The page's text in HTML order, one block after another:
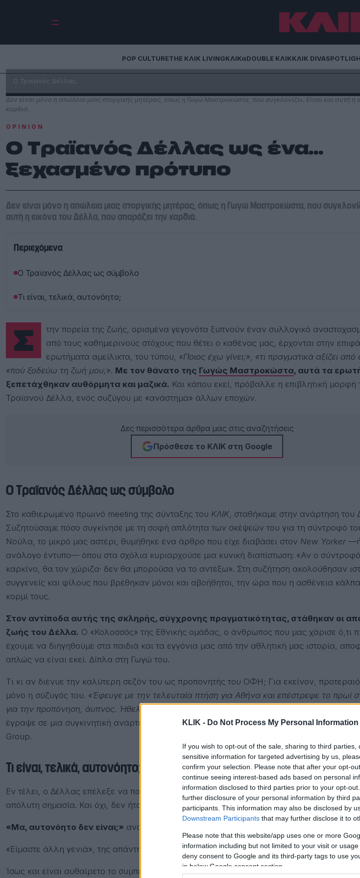
KLIK - Do Not Process My Personal Information
If you wish to opt-out of the sale, sharing to third
sensitive information for targeted advertising by us,
confirm your selection. Please note that after your opt-
continue seeing interest-based ads based on personal
information disclosed to third parties prior to your opt-
further disclosure of your personal information by third
participants. This information may also be disclosed by
Downstream Participants that may further disclose it to
Please note that this website/app uses one or more
information including but not limited to your visit or
deny consent to Google and its third-party tags to use
in below Google consent section.
POP CULTURETHE ΚΛΙΚ LIVINGΚΛΙΚαDOUBLE ΚΛΙΚΚΛΙΚ DIVA
Ο Τραϊανός Δέλλας.
Δεν είναι μόνο η απώλεια μιας στοργικής μητέρας, όπως η Γωγώ Μαστροκώστα, που συγκλονίζει. Είναι και αυτή η
καρδιά.
OPINION
Ο Τραϊανός Δέλλας ως ένα…
ξεχασμένο πρότυπο
Δεν είναι μόνο η απώλεια μιας στοργικής μητέρας, όπως η Γωγώ Μαστροκώστα, που
αυτή η εικόνα του Δέλλα, που σπαράζει την καρδιά.
Περιεχόμενα
Ο Τραϊανός Δέλλας ως σύμβολο
Τι είναι, τελικά, αυτονόητο;
Στην πορεία της ζωής, ορισμένα γεγονότα ξυπνούν έναν συλλογικό αναστοχασμό. Πέρα
από τους καθημερινούς στόχους που θέτει ο καθένας μας, έρχονται στην
ερωτήματα αμείλικτα, του τύπου, «Ποιος έχω γίνει;», «τι πραγματικά αξίζει
«πού ξοδεύω τη ζωή μου;». Με τον θάνατο της Γωγώς Μαστροκώστα, αυτά τα
ξεπετάχθηκαν αυθόρμητα και μαζικά. Και κάπου εκεί, πρόβαλλε η επιβλητική μορφή
Τραϊανού Δέλλα, ενός συζύγου με «ανάστημα» άλλων εποχών.
Δες περισσότερα άρθρα μας στις αναζητήσεις
Πρόσθεσε το ΚΛΙΚ στη Google
Ο Τραϊανός Δέλλας ως σύμβολο
Στο καθιερωμένο πρωινό meeting της σύνταξης του ΚΛΙΚ , σταθήκαμε στην ανάρτηση του
Συζητούσαμε πόσο συγκίνησε με τη σοφή απλότητα των σκέψεών του για τη σύντροφό
Νούλα, το μικρό μας αστέρι, θυμήθηκε ένα άρθρο που είχε διαβάσει στον New Yorker —ή
ανάλογο έντυπο— όπου στα σχόλια κυριαρχούσε μια κυνική διαπίστωση: «Αν ο
καρκίνο, θα τον χώριζα· δεν θα μπορούσα να το αντέξω». Στη συζήτηση ακολούθησαν
συγγενείς και φίλους που βρέθηκαν μόνοι και αβοήθητοι, την ώρα που η ασθένεια
κορμί τους.
Στον αντίποδα αυτής της σκληρής, σύγχρονης πραγματικότητας, στάθηκαν οι
ζωής του Δέλλα. Ο «Κολοσσός» της Εθνικής ομάδας, ο άνθρωπος που μας χάρισε ό,τι
έχουμε να διηγηθούμε στα παιδιά και τα εγγόνια μας από την αθλητική μας ιστορία,
απλώς να είναι εκεί. Δίπλα στη Γωγώ του.
Τι κι αν διένυε την καλύτερη σεζόν του ως προπονητής του ΟΦΗ; Για εκείνον,
μόνο η σύζυγός του. «Έφευγε με την τελευταία πτήση για Αθήνα και επέστρεφε το πρωί
για την προπόνηση, άυπνος. Ήθελε να είναι δίπλα στην αγαπημένη του Γωγώ έστω για
έγραψε σε μια συγκινητική ανάρτηση ο Μανώλης Αλεξάκης, γενικός διευθυντής του
Group.
Τι είναι, τελικά, αυτονόητο;
Εν τέλει, ο Δέλλας επέλεξε να παραιτηθεί. Να αφοσιωθεί σε εκείνο που είχε την
απόλυτη σημασία. Και όχι, δεν ήταν η καριέρα του.
«Μα, αυτονόητο δεν είναι;» αναρωτήθηκε η Αλεξάνδρα Τσόλκα όταν το κουβεντιάζαμε.
«Είμαστε άλλη γενιά», της απάντησα.
Ίσως και είναι αυθαίρετο το συμπέρασμα, μακάρι, αλλά θεωρώ πως οι καιροί μας πλέον